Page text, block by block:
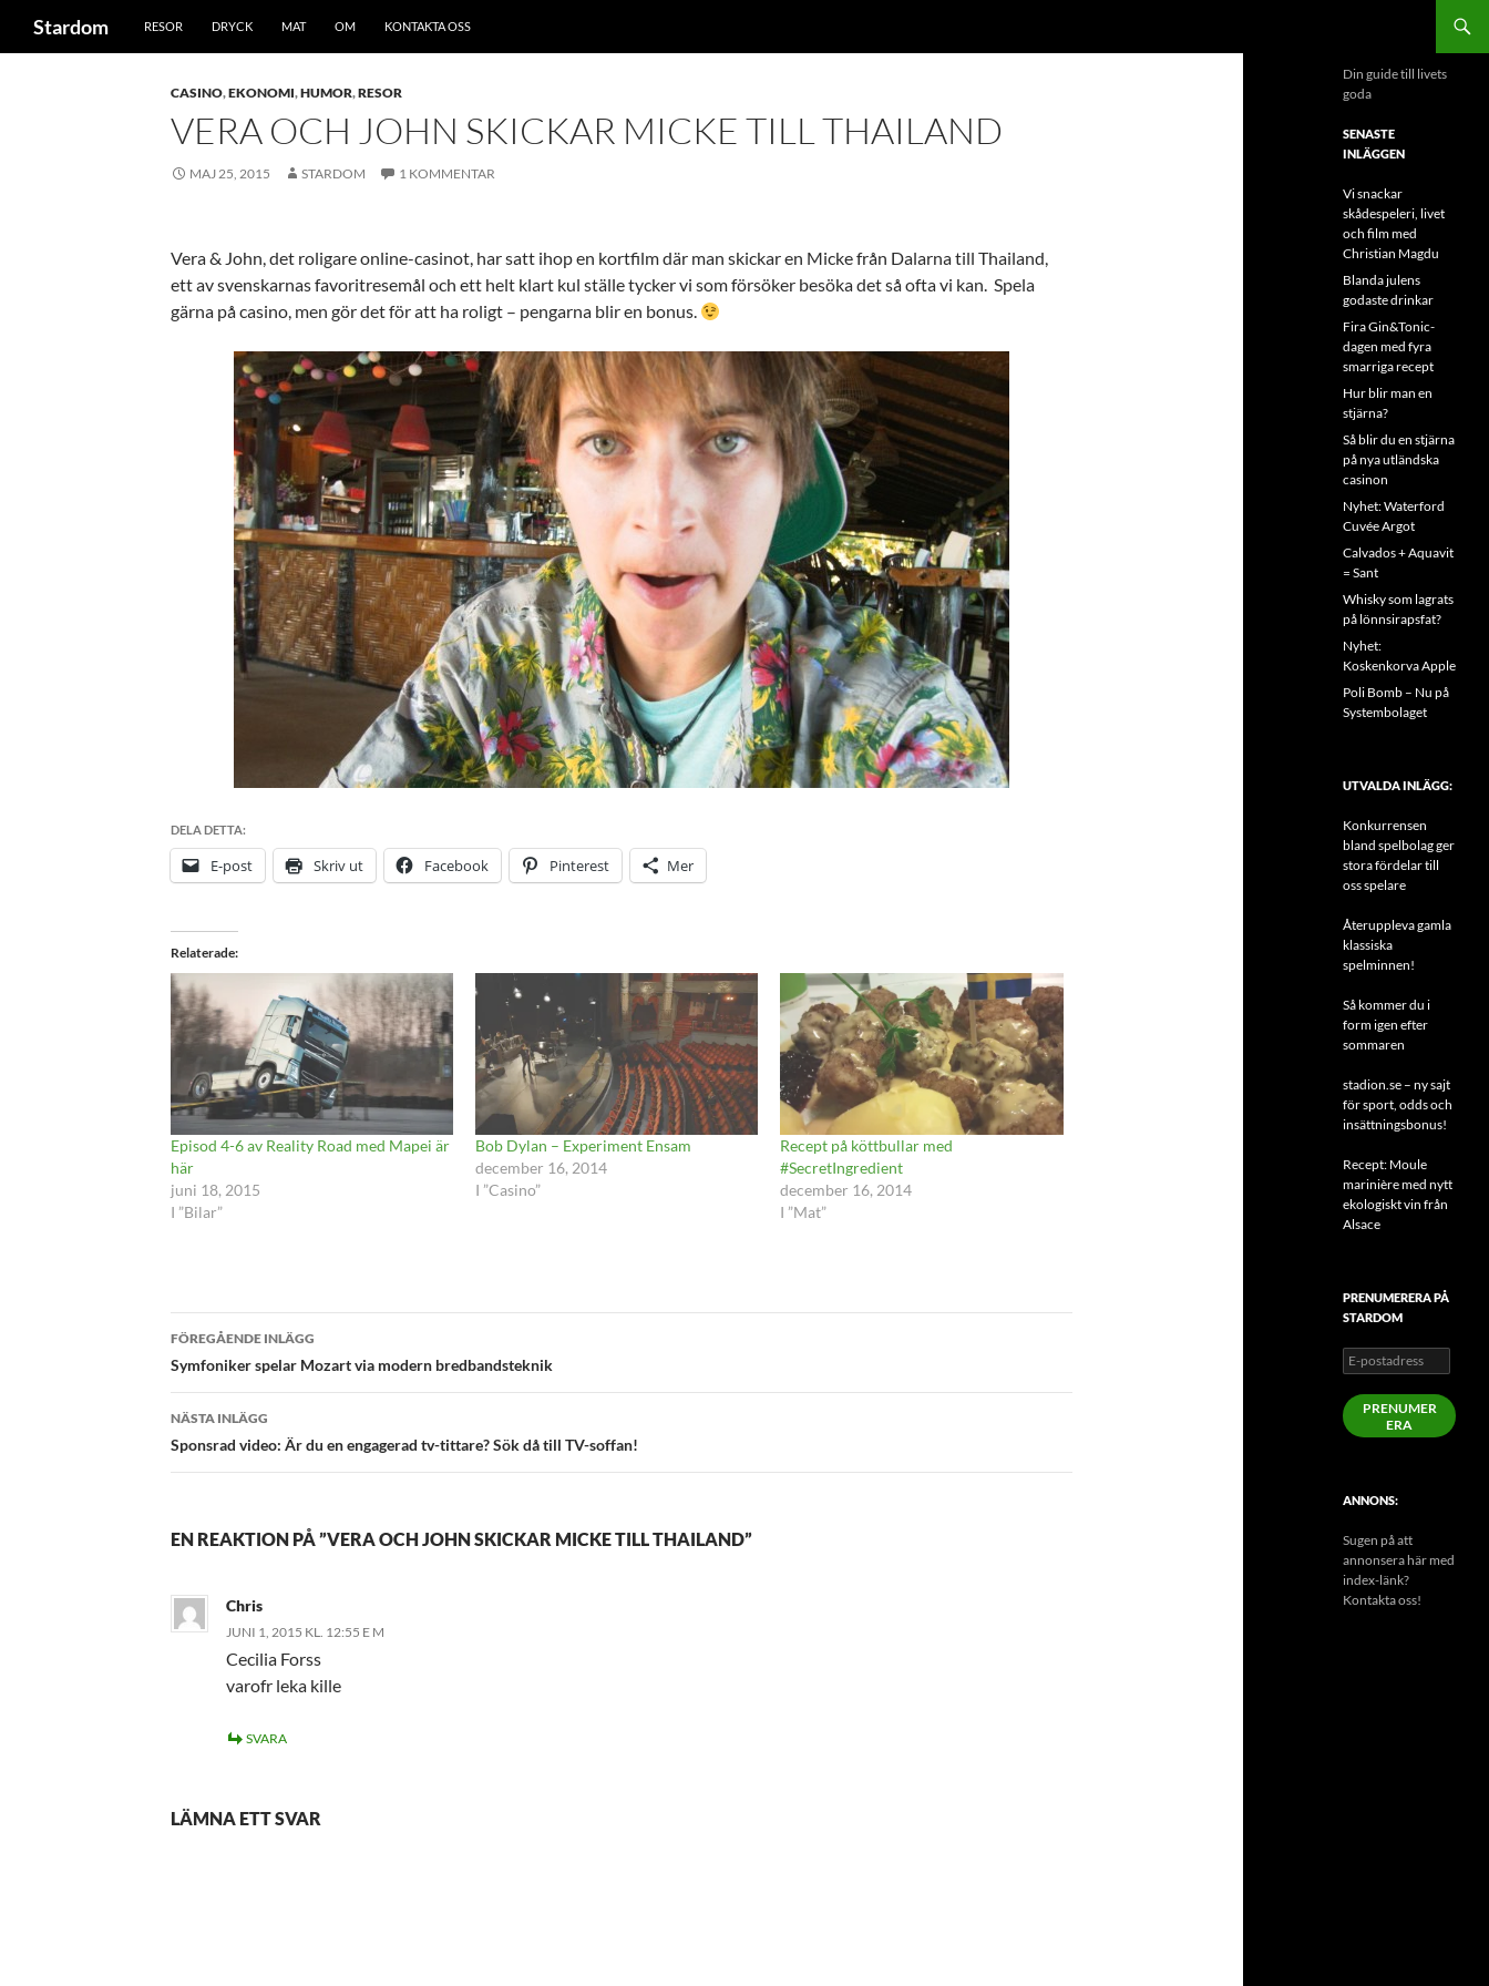
Stardom RESOR DRYCK MAT OM KONTAKTA OSS
CASINO,EKONOMI,HUMOR,RESOR
VERA OCH JOHN SKICKAR MICKE TILL THAILAND
MAJ 25, 2015 STARDOM 1 KOMMENTAR
Vera & John, det roligare online-casinot, har satt ihop en kortfilm där man skickar en Micke från Dalarna till Thailand,
ett av svenskarnas favoritresemål och ett helt klart kul ställe tycker vi som försöker besöka det så ofta vi kan. Spela
gärna på casino, men gör det för att ha roligt – pengarna blir en bonus.
DELA DETTA:
E-post Skriv ut Facebook Pinterest Mer
Relaterade
Episod 4-6 av Reality Road med Mapei är
här
juni 18, 2015
I ”Bilar”
Bob Dylan – Experiment Ensam
december 16, 2014
I ”Casino”
Recept på köttbullar med
#SecretIngredient
december 16, 2014
I ”Mat”
Inläggsnavigering
FÖREGÅENDE INLÄGG
Symfoniker spelar Mozart via modern bredbandsteknik
NÄSTA INLÄGG
Sponsrad video: Är du en engagerad tv-tittare? Sök då till TV-soffan!
EN REAKTION PÅ ”VERA OCH JOHN SKICKAR MICKE TILL THAILAND”
Chris
JUNI 1, 2015 KL. 12:55 E M
Cecilia Forss
varofr leka kille
SVARA
LÄMNA ETT SVAR
Din guide till livets
goda
SENASTE
INLÄGGEN
Vi snackar
skådespeleri, livet
och film med
Christian Magdu
Blanda julens
godaste drinkar
Fira Gin&Tonic-
dagen med fyra
smarriga recept
Hur blir man en
stjärna?
Så blir du en stjärna
på nya utländska
casinon
Nyhet: Waterford
Cuvée Argot
Calvados + Aquavit
= Sant
Whisky som lagrats
på lönnsirapsfat?
Nyhet:
Koskenkorva Apple
Poli Bomb – Nu på
Systembolaget
UTVALDA INLÄGG:
Konkurrensen
bland spelbolag ger
stora fördelar till
oss spelare
Återuppleva gamla
klassiska
spelminnen!
Så kommer du i
form igen efter
sommaren
stadion.se – ny sajt
för sport, odds och
insättningsbonus!
Recept: Moule
marinière med nytt
ekologiskt vin från
Alsace
PRENUMERERA PÅ
STARDOM
E-
postadress
PRENUMER
ERA
ANNONS:
Sugen på att
annonsera här med
index-länk?
Kontakta oss!